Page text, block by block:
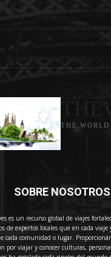
THE
SOBRE NOSOTROS
es un recurso global de viajes
de expertos locales que en cada
cada comunidad o lugar.
por viajar y conocer culturas,